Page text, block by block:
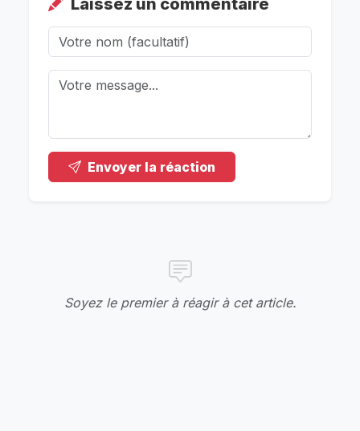
Envoyer la réaction
Soyez le premier à réagir à cet article.